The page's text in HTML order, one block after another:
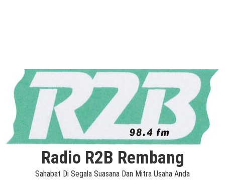
Radio R2B Rembang
Sahabat Di Segala Suasana Dan Mitra Usaha Anda